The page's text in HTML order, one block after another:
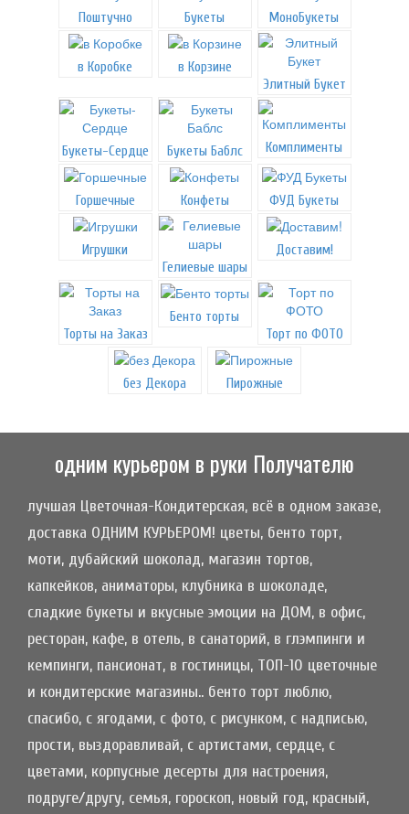
Поштучно Букеты МоноБукеты
в Коробке
в Корзине
Элитный Букет
Букеты-Сердце Букеты Баблс Комплименты
Горшечные Конфеты ФУД Букеты
Игрушки
Гелиевые шары
Доставим!
Торты на Заказ
Бенто торты
Торт по ФОТО
без Декора Пирожные
одним курьером в руки Получателю
лучшая Цветочная-Кондитерская, всё в одном заказе,
доставка ОДНИМ КУРЬЕРОМ! цветы, бенто торт,
моти, дубайский шоколад, магазин тортов,
капкейков, аниматоры, клубника в шоколаде,
сладкие букеты и вкусные эмоции на ДОМ, в офис,
ресторан, кафе, в отель, в санаторий, в глэмпинги и
кемпинги, пансионат, в гостиницы, ТОП-10 цветочные
и кондитерские магазины.. бенто торт люблю,
спасибо, с ягодами, с фото, с рисунком, с надписью,
прости, выздоравливай, с артистами, сердце, с
цветами, корпусные десерты для настроения,
подруге/другу, семья, гороскоп, новый год, красный,